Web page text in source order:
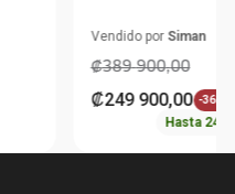
Vendido por Siman
₡389 900,00
₡249 900,00 -36%
Hasta 24